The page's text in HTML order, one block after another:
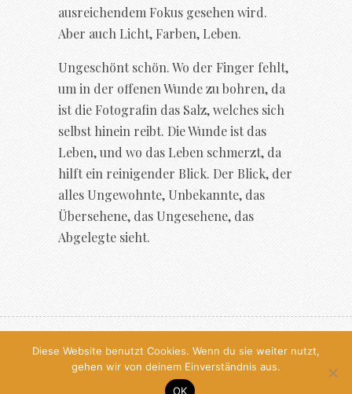
ausreichendem Fokus gesehen wird.
Aber auch Licht, Farben, Leben.
Ungeschönt schön. Wo der Finger fehlt,
um in der offenen Wunde zu bohren, da
ist die Fotografin das Salz, welches sich
selbst hinein reibt. Die Wunde ist das
Leben, und wo das Leben schmerzt, da
hilft ein reinigender Blick. Der Blick, der
alles Ungewohnte, Unbekannte, das
Übersehene, das Ungesehene, das
Abgelegte sieht.
© 2026, All Rights Reserved, Antje
Kröger
Diese Website benutzt Cookies. Wenn du sie weiter nutzt,
gehen wir von deinem Einverständnis aus.
OK